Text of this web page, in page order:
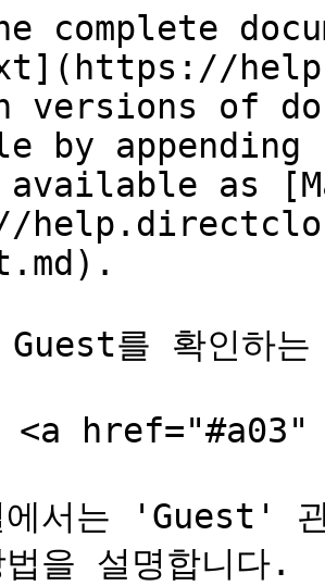
complete
versions of
by
as
를 확인하는
<a
에서는 'Guest'
을 설명합니다.